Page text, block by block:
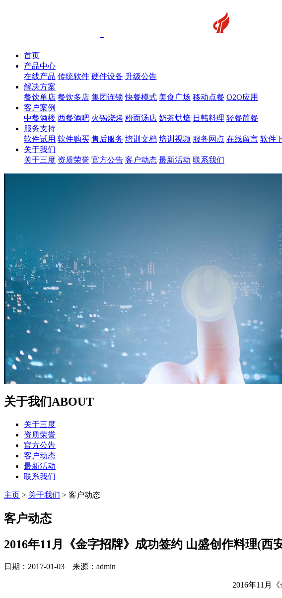
首页
产品中心
在线产品 传统软件 硬件设备 升级公告
解决方案
餐饮单店 餐饮多店 集团连锁 快餐模式 美食广场 移动点餐 O2O应用
客户案例
中餐酒楼 西餐酒吧 火锅烧烤 粉面汤店 奶茶烘焙 日韩料理 轻餐简餐
服务支持
软件试用 软件购买 售后服务 培训文档 培训视频 服务网点 在线留言 软件
关于我们
关于三度 资质荣誉 官方公告 客户动态 最新活动 联系我们
关于我们ABOUT
关于三度
资质荣誉
官方公告
客户动态
最新活动
联系我们
主页 > 关于我们 > 客户动态
客户动态
2016年11月《金字招牌》成功签约 山盛创作料理(西
日期：2017-01-03 来源：admin
2016年11月